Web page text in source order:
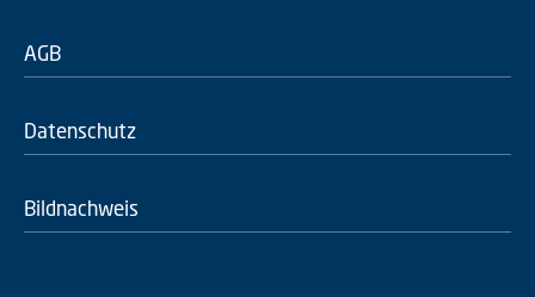
AGB
Datenschutz
Bildnachweis